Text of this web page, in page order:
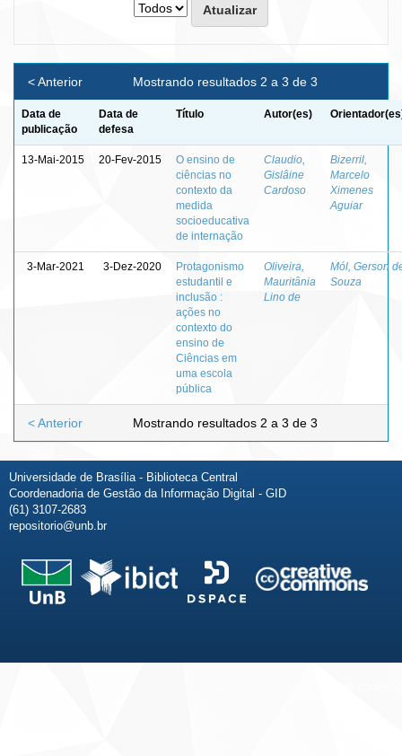
Mostrando resultados 2 a 3 de 3
< Anterior
Data de
publicação
Data de
defesa
Título Autor(es)
13-Mai-2015 20-Fev-2015
O ensino de
ciências no
contexto da
medida
socioeducativa
de internação
Claudio,
Gislâine
Cardoso
Bizerril,
Marcelo
Ximenes
Aguiar
3-Mar-2021 3-Dez-2020
Protagonismo
estudantil e
inclusão :
ações no
contexto do
ensino de
Ciências em
uma escola
pública
Oliveira,
Mauritânia
Lino de
Mól, Gerson
Souza
Mostrando resultados 2 a 3 de 3
< Anterior
Universidade de Brasília - Biblioteca Central
Coordenadoria de Gestão da Informação Digital - GID
(61) 3107-2683
repositorio@unb.br